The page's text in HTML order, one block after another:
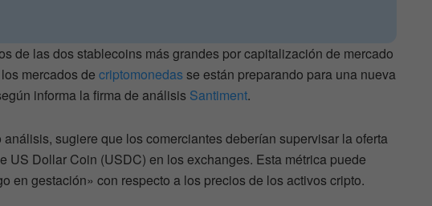
de las dos stablecoins más grandes por capitalización de mercado
mercados de criptomonedasse están preparando para una nueva
informa la firma de análisis Santiment.
sugiere que los comerciantes deberían supervisar la oferta
US Dollar Coin (USDC) en los exchanges. Esta métrica puede
en gestación» con respecto a los precios de los activos cripto.